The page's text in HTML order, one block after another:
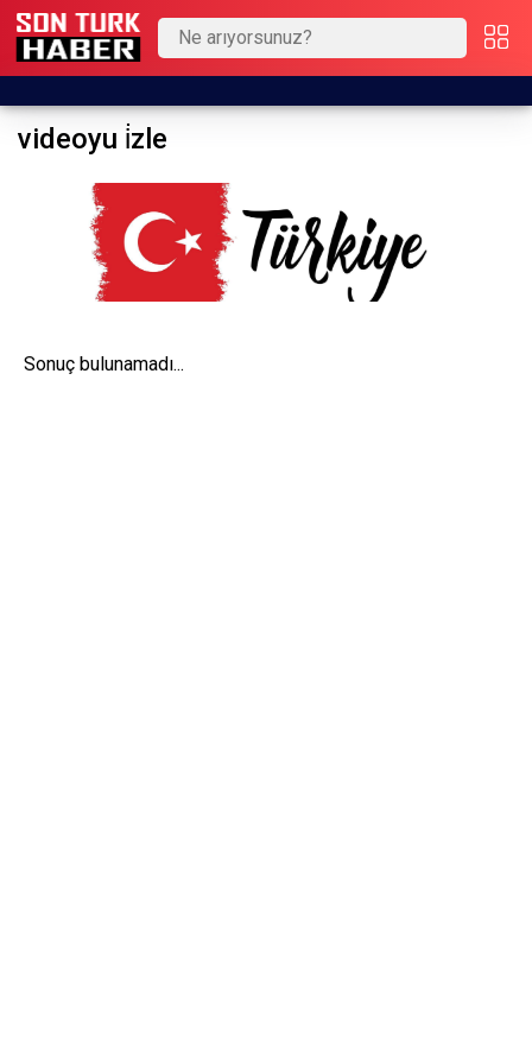
videoyu i̇zle
Sonuç bulunamadı...